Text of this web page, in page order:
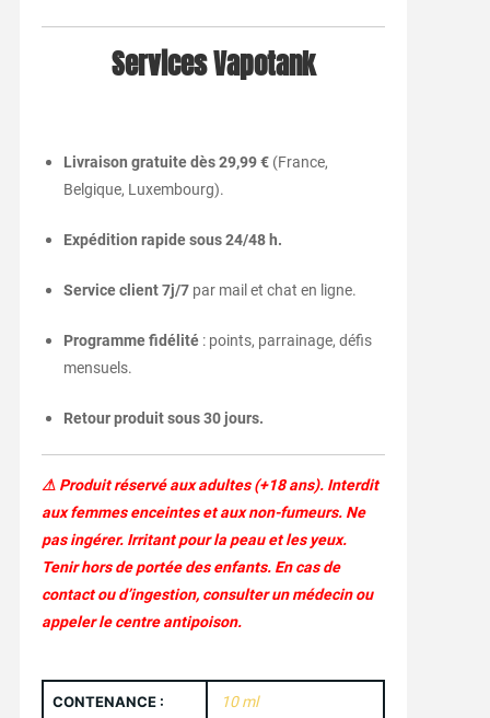
Services Vapotank
Livraison gratuite dès 29,99 €(France,
Belgique, Luxembourg).
Expédition rapide sous 24/48 h.
Service client 7j/7par mail et chat en ligne.
Programme fidélité: points, parrainage, défis
mensuels.
Retour produit sous 30 jours.
⚠ Produit réservé aux adultes (+18 ans). Interdit
aux femmes enceintes et aux non-fumeurs. Ne
pas ingérer. Irritant pour la peau et les yeux.
Tenir hors de portée des enfants. En cas de
contact ou d’ingestion, consulter un médecin ou
appeler le centre antipoison.
CONTENANCE : 10 ml